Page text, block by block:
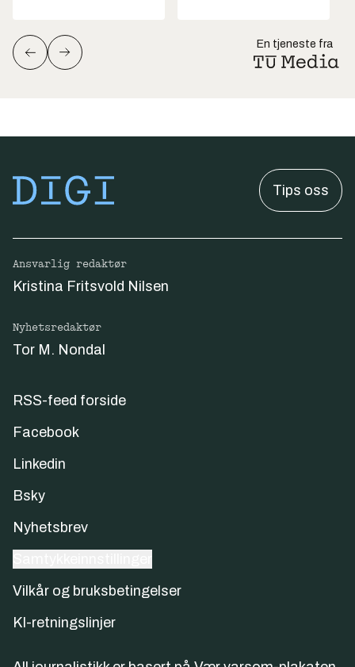
En tjeneste fra
Tips oss
Ansvarlig redaktør
Kristina Fritsvold Nilsen
Nyhetsredaktør
Tor M. Nondal
RSS-feed forside
Facebook
Linkedin
Bsky
Nyhetsbrev
Vilkår og bruksbetingelser
KI-retningslinjer